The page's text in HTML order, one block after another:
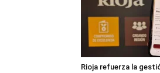
Rioja refuerza la